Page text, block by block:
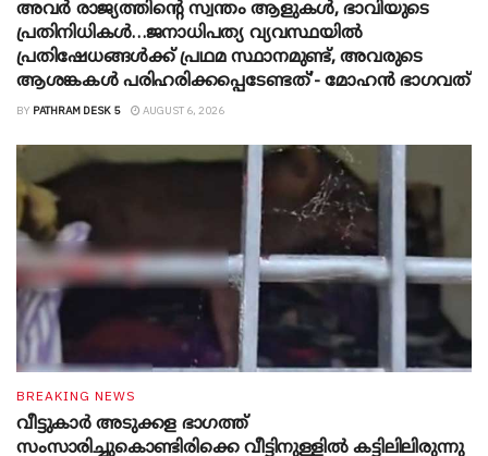
അവർ രാജ്യത്തിന്റെ സ്വന്തം ആളുകൾ, ഭാവിയുടെ
പ്രതിനിധികൾ…ജനാധിപത്യ വ്യവസ്ഥയിൽ
പ്രതിഷേധങ്ങൾക്ക് പ്രഥമ സ്ഥാനമുണ്ട്, അവരുടെ
ആശങ്കകൾ പരിഹരിക്കപ്പെടേണ്ടത്’- മോഹൻ ഭാ​ഗവത്
BY PATHRAM DESK 5 AUGUST 6, 2026
BREAKING NEWS
വീട്ടുകാർ അ‌ടുക്കള ഭാ​ഗത്ത്
സംസാരിച്ചുകൊണ്ടിരിക്കെ വീട്ടിനുള്ളിൽ കട്ടിലിലിരുന്നു